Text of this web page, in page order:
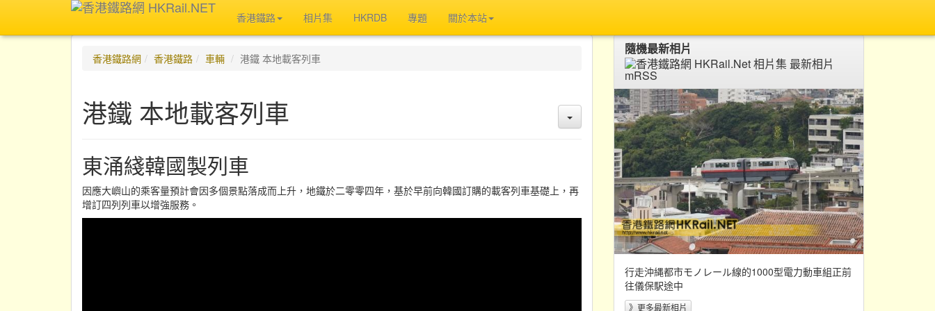
香港鐵路 相片集 HKRDB 專題 關於本站
香港鐵路網 香港鐵路 車輛 港鐵 本地載客列車
港鐵 本地載客列車
東涌綫韓國製列車
因應大嶼山的乘客量預計會因多個景點落成而上升，地鐵於二零零四年，基於早前向韓國訂購的載客列車基礎上，再
增訂四列列車以增強服務。
隨機最新相片
行走沖縄都市モノレール線的1000型電力動車組正前
往儀保駅途中
》更多最新相片